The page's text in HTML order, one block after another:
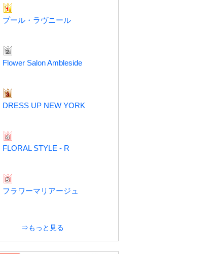
プール・ラヴニール
Flower Salon Ambleside
DRESS UP NEW YORK
FLORAL STYLE - R
フラワーマリアージュ
⇒もっと見る